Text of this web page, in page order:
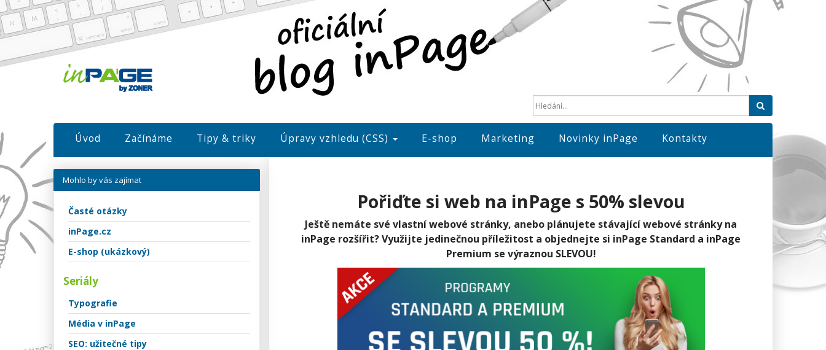
Úvod Začínáme Tipy & triky Úpravy vzhledu (CSS) E-shop Marketing Novinky inPage Kontakty
Pořiďte si web na inPage s 50% slevou
Ještě nemáte své vlastní webové stránky, anebo plánujete stávající webové stránky na
inPage rozšířit? Využijte jedinečnou příležitost a objednejte si inPage Standard a inPage
Premium se výraznou SLEVOU!
Mohlo by vás zajímat
Časté otázky
inPage.cz
E-shop (ukázkový)
Seriály
Typografie
Média v inPage
SEO: užitečné tipy